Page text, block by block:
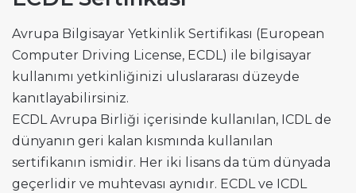
Avrupa Bilgisayar Yetkinlik Sertifikası (European
Computer Driving License, ECDL) ile bilgisayar
kullanımı yetkinliğinizi uluslararası düzeyde
kanıtlayabilirsiniz.
ECDL Avrupa Birliği içerisinde kullanılan, ICDL de
dünyanın geri kalan kısmında kullanılan
sertifikanın ismidir. Her iki lisans da tüm dünyada
geçerlidir ve muhtevası aynıdır. ECDL ve ICDL